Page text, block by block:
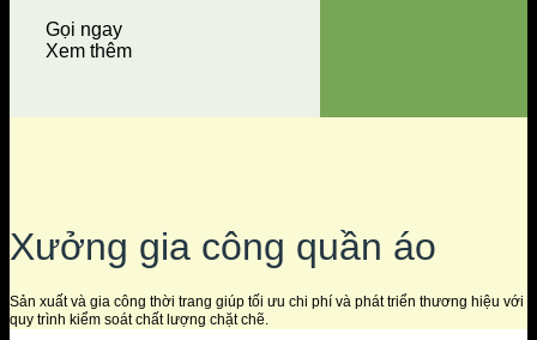
Gọi ngay
Xem thêm
Xưởng gia công quần áo
Sản xuất và gia công thời trang giúp tối ưu chi phí và phát triển thương hiệu với
quy trình kiểm soát chất lượng chặt chẽ.